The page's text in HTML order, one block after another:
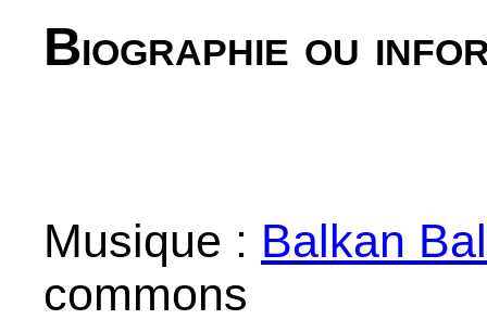
Biographie ou
Musique : Balkan
commons